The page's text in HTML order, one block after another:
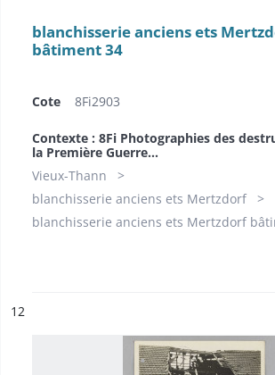
blanchisserie anciens ets
bâtiment 34
Cote 8Fi2903
Contexte : 8Fi Photographies des
la Première Guerre...
Vieux-Thann
blanchisserie anciens ets Mertzdorf
blanchisserie anciens ets Mertzdorf
n°
12